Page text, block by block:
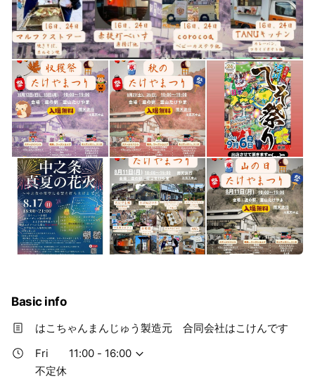
Basic info
はこちゃんまんじゅう製造元 合同会社はこけんです
Fri
11:00 - 16:00
不定休